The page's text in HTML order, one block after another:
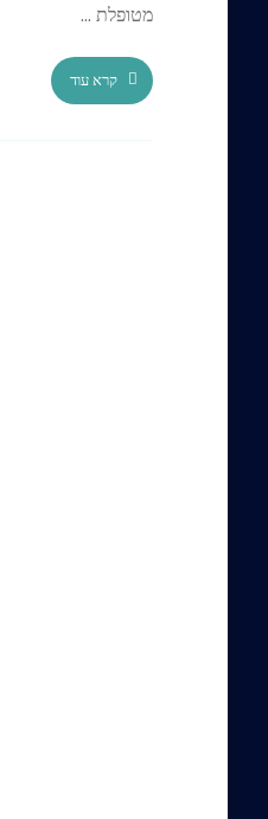
מטופלת ...
קרא עוד